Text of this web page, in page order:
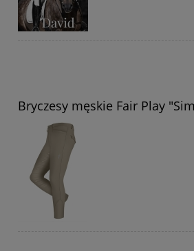
Bryczesy męskie Fair Play